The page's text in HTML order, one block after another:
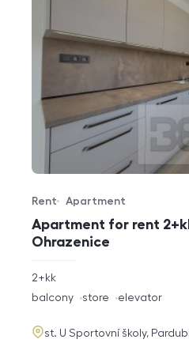
Apartment for rent
Ohrazenice
Offer type
Rent
Property type
Apartment
rozměry
disposition
2+kk
funkce
balcony store elevator
adresa
st. U Sportovní školy,